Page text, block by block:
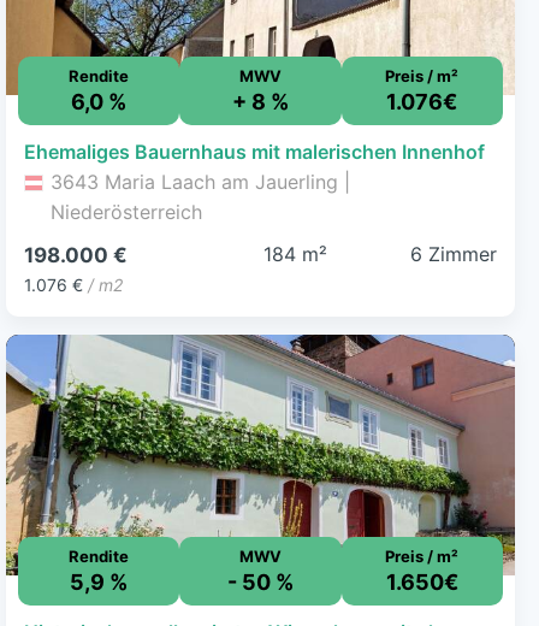
Rendite
6,0 %
MWV
+ 8 %
Preis / m²
1.076€
Ehemaliges Bauernhaus mit malerischen Innenhof
3643 Maria Laach am Jauerling |
Niederösterreich
198.000 €
1.076 € / m2
184 m² 6 Zimmer
Rendite
5,9 %
MWV
- 50 %
Preis / m²
1.650€